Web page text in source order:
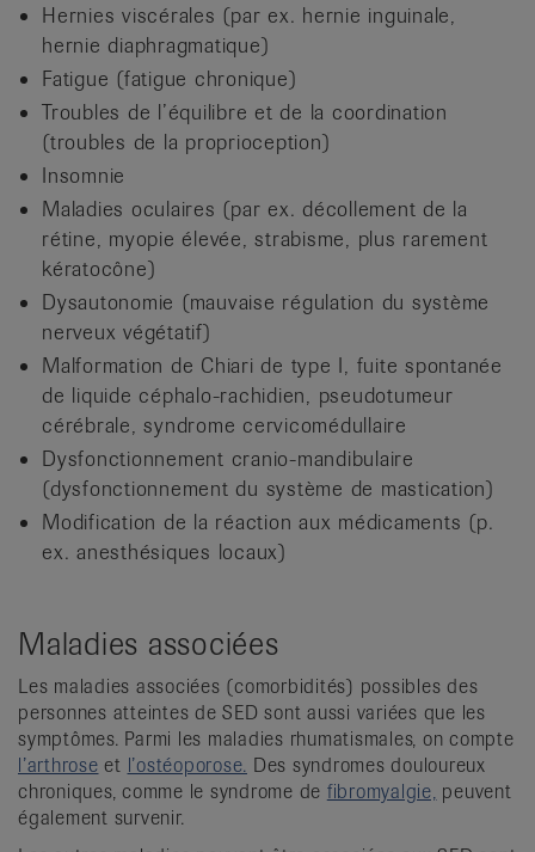
Hernies viscérales (par ex. hernie inguinale,
hernie diaphragmatique)
Fatigue (fatigue chronique)
Troubles de l’équilibre et de la coordination
(troubles de la proprioception)
Insomnie
Maladies oculaires (par ex. décollement de la
rétine, myopie élevée, strabisme, plus rarement
kératocône)
Dysautonomie (mauvaise régulation du système
nerveux végétatif)
Malformation de Chiari de type I, fuite spontanée
de liquide céphalo-rachidien, pseudotumeur
cérébrale, syndrome cervicomédullaire
Dysfonctionnement cranio-mandibulaire
(dysfonctionnement du système de mastication)
Modification de la réaction aux médicaments (p.
ex. anesthésiques locaux)
Maladies associées
Les maladies associées (comorbidités) possibles des
personnes atteintes de SED sont aussi variées que les
symptômes. Parmi les maladies rhumatismales, on compte
l’arthrose et l’ostéoporose. Des syndromes douloureux
chroniques, comme le syndrome de fibromyalgie, peuvent
également survenir.